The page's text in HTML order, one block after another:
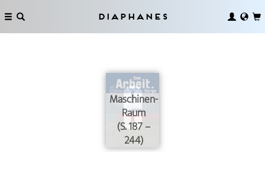
Diaphanes
Maschinen-
Raum
(S. 187 –
244)